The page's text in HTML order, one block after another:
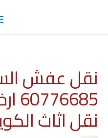
نقل عفش
نقل اثاث